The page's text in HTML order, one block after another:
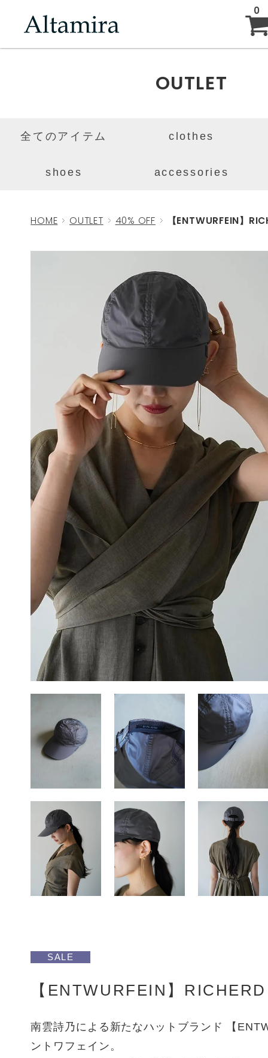
0
ABOUT
BRAND
BLOG
OUTLET
全てのアイテム clothes
shoes accessories
HOME OUTLET 40% OFF 【ENTWURFEIN】
SALE
【ENTWURFEIN】
南雲詩乃による新たなハットブランド 【
ントワフェイン。